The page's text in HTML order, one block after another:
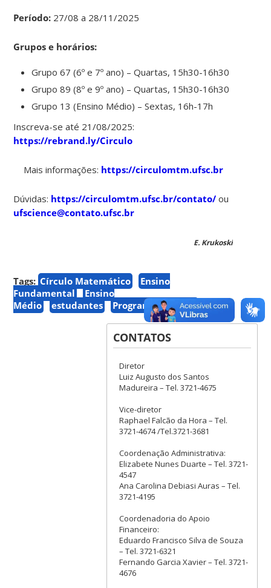
Período: 27/08 a 28/11/2025
Grupos e horários:
Grupo 67 (6º e 7º ano) – Quartas, 15h30-16h30
Grupo 89 (8º e 9º ano) – Quartas, 15h30-16h30
Grupo 13 (Ensino Médio) – Sextas, 16h-17h
Inscreva-se até 21/08/2025:
https://rebrand.ly/Circulo
Mais informações: https://circulomtm.ufsc.br
Dúvidas: https://circulomtm.ufsc.br/contato/ ou
ufscience@contato.ufsc.br
E. Krukoski
Tags: Círculo Matemático
Ensino
Fundamental
Ensino
Médio
estudantes Programa gratuito
CONTATOS
Diretor
Luiz Augusto dos Santos
Madureira – Tel. 3721-4675
Vice-diretor
Raphael Falcão da Hora – Tel.
3721-4674 /Tel.3721-3681
Coordenação Administrativa:
Elizabete Nunes Duarte – Tel. 3721-
4547
Ana Carolina Debiasi Auras – Tel.
3721-4195
Coordenadoria do Apoio
Financeiro:
Eduardo Francisco Silva de Souza
– Tel. 3721-6321
Fernando Garcia Xavier – Tel. 3721-
4676